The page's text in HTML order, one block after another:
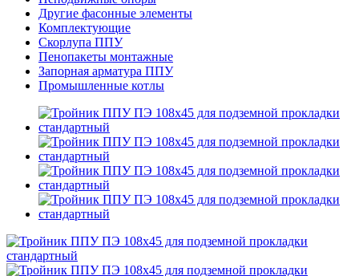
Другие фасонные элементы
Комплектующие
Скорлупа ППУ
Пенопакеты монтажные
Запорная арматура ППУ
Промышленные котлы